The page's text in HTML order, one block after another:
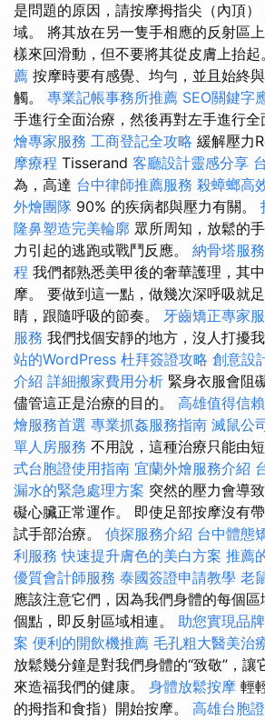
是問題的原因，請按摩拇指尖（內頂
域。 將其放在另一隻手相應的反射區
樣來回滑動，但不要將其從皮膚上抬起
薦 按摩時要有感覺、均勻，並且始終
觸。 專業記帳事務所推薦 SEO關鍵字
手進行全面治療，然後再對左手進行全
燴專家服務 工商登記全攻略 緩解壓力
摩療程 Tisserand 客廳設計靈感分享
為，高達 台中律師推薦服務 殺蟑螂高
外燴團隊 90% 的疾病都與壓力有關。
隆鼻塑造完美輪廓 眾所周知，放鬆的
力引起的逃跑或戰鬥反應。 納骨塔服
程 我們都熟悉美甲後的奢華護理，其
摩。 要做到這一點，做幾次深呼吸就
睛，跟隨呼吸的節奏。 牙齒矯正專家
服務 我們找個安靜的地方，沒人打擾
站的WordPress 杜拜簽證攻略 創意設
介紹 詳細搬家費用分析 緊身衣服會阻
儘管這正是治療的目的。 高雄值得信
燴服務首選 專業抓姦服務指南 滅鼠公
單人房服務 不用說，這種治療只能由
式台胞證使用指南 宜蘭外燴服務介紹
漏水的緊急處理方案 突然的壓力會導
礙心臟正常運作。 即使足部按摩沒有
試手部治療。 偵探服務介紹 台中體態
利服務 快速提升膚色的美白方案 推薦
優質會計師服務 泰國簽證申請教學 老
應該注意它們，因為我們身體的每個
個點，即反射區域相連。 助您實現品
案 便利的開飲機推薦 毛孔粗大醫美治
放鬆幾分鐘是對我們身體的“致敬”，讓
來造福我們的健康。 身體放鬆按摩 輕
的拇指和食指）開始按摩。 高雄台胞